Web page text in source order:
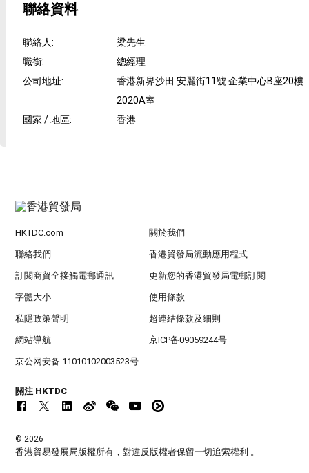
聯絡資料
聯絡人:
梁先生
職銜:
總經理
公司地址:
香港新界沙田 安麗街11號 企業中心B座20樓
2020A室
國家 / 地區: 香港
HKTDC.com 關於我們
聯絡我們 香港貿發局流動應用程式
訂閱商貿全接觸電郵通訊 更新您的香港貿發局電郵訂閱
字體大小 使用條款
私隱政策聲明 超連結條款及細則
網站導航 京ICP备09059244号
京公网安备 11010102003523号
關注 HKTDC
© 2026
香港貿易發展局版權所有，對違反版權者保留一切追索權利 。